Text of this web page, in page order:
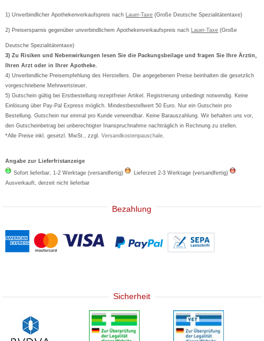
Cookie-Einstellungen
Vertrag widerrufen
Bestellschein ausfüllen
Newsletteranmeldung
Formoline
Wick
Eucerin
Basica
1) Unverbindlicher Apothekenverkaufspreis nach Lauer-Taxe (Große Deutsche Spezialitätentaxe)
2) Preisersparnis gegenüber unverbindlichem Apothekenverkaufspreis nach Lauer-Taxe (Große
Deutsche Spezialitätentaxe)
3) Zu Risiken und Nebenwirkungen lesen Sie die Packungsbeilage und fragen Sie Ihre Ärztin,
Ihren Arzt oder in Ihrer Apotheke.
4) Unverbindliche Preisempfehlung des Herstellers. Die angegebenen Preise beinhalten die gesetzlich
vorgeschriebene Mehrwertsteuer.
5) Gutschein gültig bei Erstbestellung rezeptfreier Artikel. Registrierung unbedingt notwendig. Keine
Einlösung über Pay-Pal Express möglich. Mindestbestellwert 50 Euro. Nur ein Gutschein pro
Bestellung. Gutschein nur einmal pro Kunde verwendbar. Keine Barauszahlung. Wir behalten uns vor,
den Gutscheinbetrag bei unberechtigter Inanspruchnahme nachträglich in Rechnung zu stellen.
*Alle Preise inkl. gesetzl. MwSt., zzgl.Versandkostenpauschale.
Angabe zur Lieferfristanzeige
Sofort lieferbar, 1-2 Werktage (versandfertig)
Lieferzeit 2-3 Werktage (versandfertig)
Ausverkauft, derzeit nicht lieferbar
Bezahlung
Sicherheit